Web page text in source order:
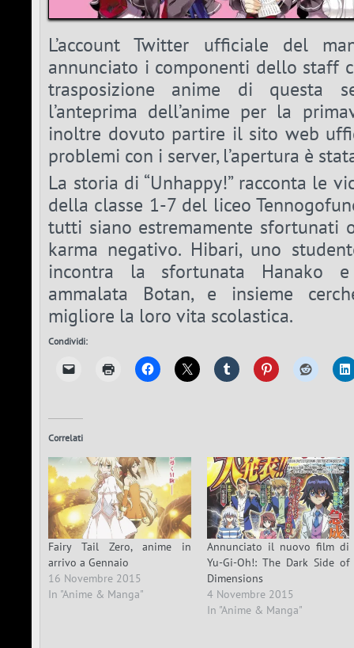
L’account Twitter ufficiale del
annunciato i componenti dello staff
trasposizione anime di questa
l’anteprima dell’anime per la
inoltre dovuto partire il sito web
problemi con i server, l’apertura è
La storia di “Unhappy!” racconta le
della classe 1-7 del liceo
tutti siano estremamente sfortunati
karma negativo. Hibari, uno
incontra la sfortunata Hanako
ammalata Botan, e insieme
migliore la loro vita scolastica.
Condividi:
Correlati
Fairy Tail Zero, anime in
arrivo a Gennaio
16 Novembre 2015
In "Anime & Manga"
Annunciato il nuovo film di
Yu-Gi-Oh!: The Dark Side of
Dimensions
4 Novembre 2015
In "Anime & Manga"